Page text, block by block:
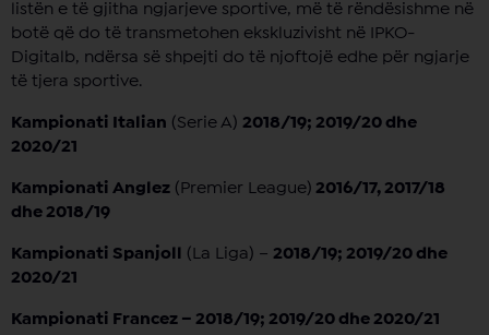
listën e të gjitha ngjarjeve sportive, më të rëndësishme në
botë që do të transmetohen ekskluzivisht në IPKO-
Digitalb, ndërsa së shpejti do të njoftojë edhe për ngjarje
të tjera sportive.
Kampionati Italian (Serie A) 2018/19; 2019/20 dhe
2020/21
Kampionati Anglez (Premier League) 2016/17, 2017/18
dhe 2018/19
Kampionati Spanjoll (La Liga) – 2018/19; 2019/20 dhe
2020/21
Kampionati Francez – 2018/19; 2019/20 dhe 2020/21